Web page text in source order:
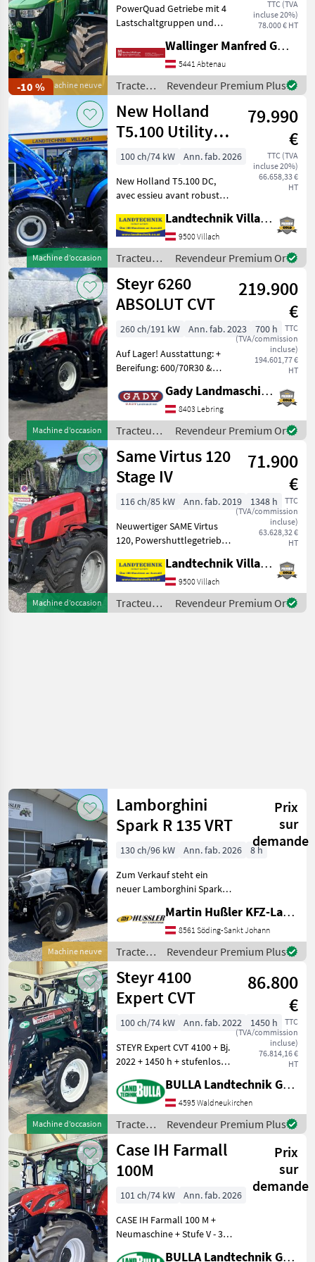
-10 % Machine neuve
TTC (TVA
incluse 20%)
78.000 € HT
PowerQuad Getriebe mit 4
Lastschaltgruppen und
Haupt und
Zusatzscheinwerfer
Zusatzscheinwerfer über
Blinkerleuchten
Teleskopspiegel Beifa
Wallinger Manfred GmbH.
5441 Abtenau
Tracteurs
/ John
Deere
Revendeur Premium Plus
Machine d’occasion
New Holland
T5.100 Utility
Dual Command
79.990
€
TTC (TVA
incluse 20%)
66.658,33 €
HT
100 ch/74 kW
Ann. fab. 2026
New Holland T5.100 DC,
avec essieu avant robuste
4 soupapes, transmission
Powershuttle 24x24 avec
fonction Stop & Go et
changement de vi
Landtechnik Villach GmbH
9500 Villach
Tracteurs
/ New
Holland
Revendeur Premium Or
Machine d’occasion
Steyr 6260
ABSOLUT CVT
219.900
€
TTC
(TVA/commission
incluse)
194.601,77 €
HT
260 ch/191 kW Ann. fab. 2023
700 h
Auf Lager! Ausstattung: +
Bereifung: 600/70R30 &
Hecksteuergeräte + 3
elektrische
Zwischenachssteuergeräte
+ Hydraulischer Oberlenke
Gady Landmaschinen GmbH
8403 Lebring
Tracteurs
/ Steyr
Revendeur Premium Or
Machine d’occasion
Same Virtus 120
Stage IV
71.900
€
TTC
(TVA/commission
incluse)
63.628,32 €
HT
116 ch/85 kW Ann. fab. 2019
1348 h
Neuwertiger SAME Virtus
120, Powershuttlegetriebe
Lastschaltung 30/30 und
Stop & Go Funktion,
luftgefederte
Komfortkabine mit
Landtechnik Villach GmbH
9500 Villach
Tracteurs
/ Same
Revendeur Premium Or
Machine neuve
Lamborghini
Spark R 135 VRT
Prix
sur
demande
130 ch/96 kW Ann. fab. 2026
8 h
Zum Verkauf steht ein
neuer Lamborghini Spark
Vollausstattung! •
FARMotion 45
Vierzylindermotor •
stufenloses 50km/h
Getriebe mit Powershuttle
Martin Hußler KFZ-Landtechnik
8561 Söding-Sankt Johann
Tracteurs
/
Lamborghini
Revendeur Premium Plus
Machine d’occasion
Steyr 4100
Expert CVT
86.800
€
TTC
(TVA/commission
incluse)
76.814,16 €
HT
100 ch/74 kW Ann. fab. 2022
1450 h
STEYR Expert CVT 4100 + Bj.
2022 + 1450 h + stufenloses
Stillstand +
vollautomatische
Parkbremse + gefederte
Kabine + Multicontrollera
BULLA Landtechnik GmbH
4595 Waldneukirchen
Tracteurs
/ Steyr
Revendeur Premium Plus
Case IH Farmall
100M
Prix
sur
demande
101 ch/74 kW
Ann. fab. 2026
CASE IH Farmall 100 M +
Neumaschine + Stufe V - 3, 6
BULLA Landtechnik GmbH